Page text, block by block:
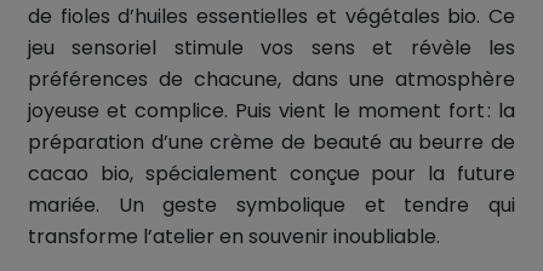
de fioles d’huiles essentielles et végétales bio. Ce
jeu sensoriel stimule vos sens et révèle les
préférences de chacune, dans une atmosphère
joyeuse et complice. Puis vient le moment fort : la
préparation d’une crème de beauté au beurre de
cacao bio, spécialement conçue pour la future
mariée. Un geste symbolique et tendre qui
transforme l’atelier en souvenir inoubliable.